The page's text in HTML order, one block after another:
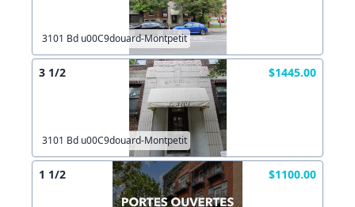
3101 Bd u00C9douard-Montpetit
3 1/2 $1445.00
3101 Bd u00C9douard-Montpetit
1 1/2 $1100.00